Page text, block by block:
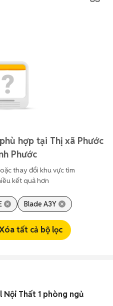
hợp tại Thị xã Phước
Phước
thay đổi khu vực tìm
kết quả hơn
Blade A3Y
tất cả bộ lọc
Nội Thất 1 phòng ngủ